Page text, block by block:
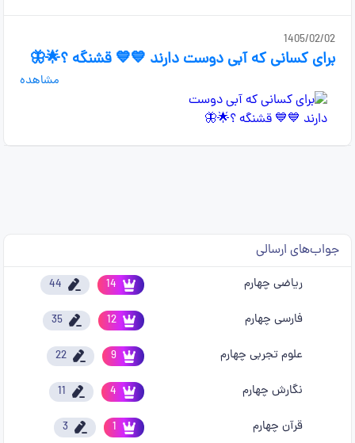
1405/02/02
برای کسانی که آبی دوست دارند 💙💙 قشنگه ؟🌟🦋
مشاهده
جواب‌های ارسالی
ریاضی چهارم 14
44
فارسی چهارم 12
35
علوم تجربی چهارم 9
22
نگارش چهارم 4
11
قرآن چهارم 1
3